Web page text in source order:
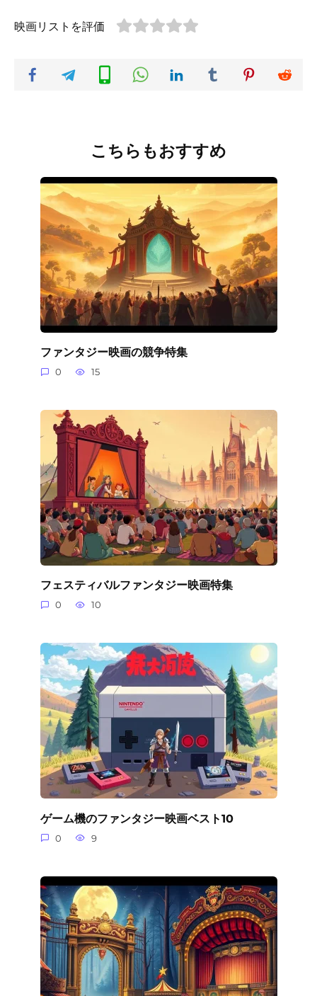
映画リストを評価
こちらもおすすめ
ファンタジー映画の競争特集
0 15
フェスティバルファンタジー映画特集
0 10
ゲーム機のファンタジー映画ベスト10
0 9